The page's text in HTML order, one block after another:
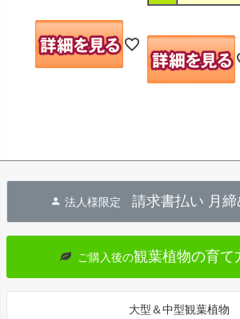
法人様限定 請求書払い 月
ご購入後の観葉植物の育て
大型＆中型観葉植物